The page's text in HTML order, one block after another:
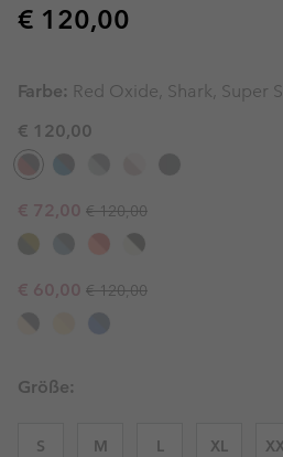
Regular price:
€ 120,00
Farbe: Red Oxide, Shark, Super
€ 120,00
Sale price:
€ 72,00 Regular price:
€ 120,00
Sale price:
€ 60,00 Regular price:
€ 120,00
Größe:
S M L XL